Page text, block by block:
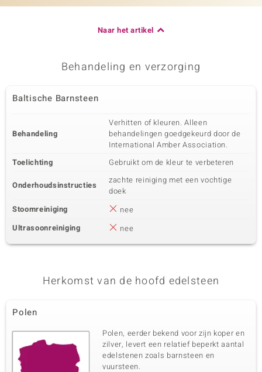
Naar het artikel
Behandeling en verzorging
Baltische Barnsteen
Behandeling
Verhitten of kleuren. Alleen
behandelingen goedgekeurd door de
International Amber Association.
Toelichting
Gebruikt om de kleur te verbeteren
Onderhoudsinstructies
zachte reiniging met een vochtige
doek
Stoomreiniging
nee
Ultrasoonreiniging
nee
Herkomst van de hoofd edelsteen
Polen
Polen, eerder bekend voor zijn koper en
zilver, levert een relatief beperkt aantal
edelstenen zoals barnsteen en
vuursteen.